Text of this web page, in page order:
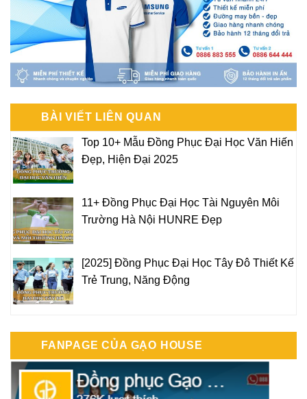
BÀI VIẾT LIÊN QUAN
Top 10+ Mẫu Đồng Phục Đại Học Văn Hiến
Đẹp, Hiện Đại 2025
11+ Đồng Phục Đại Học Tài Nguyên Môi
Trường Hà Nội HUNRE Đẹp
[2025] Đồng Phục Đại Học Tây Đô Thiết Kế
Trẻ Trung, Năng Động
FANPAGE CỦA GẠO HOUSE